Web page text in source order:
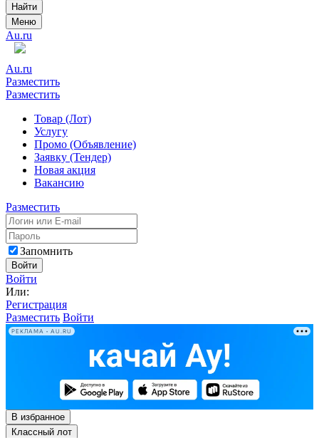
Найти
Меню
Au.ru
Au.ru
Разместить
Разместить
Товар (Лот)
Услугу
Промо (Объявление)
Заявку (Тендер)
Новая акция
Вакансию
Разместить
Запомнить
Войти
Войти
Или:
Регистрация
Разместить Войти
РЕКЛАМА • AU.RU
В избранное
Классный лот